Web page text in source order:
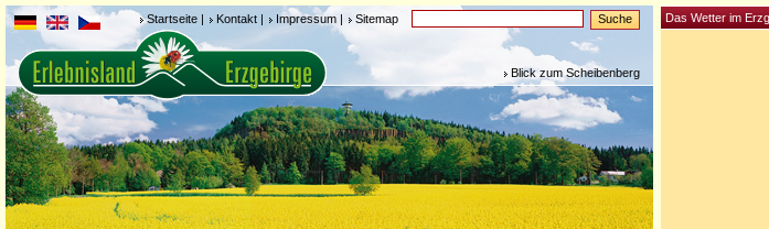
Startseite | Kontakt | Impressum | Sitemap
Blick zum Scheibenberg
Das Wetter im